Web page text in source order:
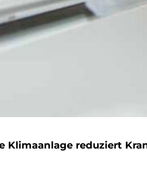
Klimaanlage reduziert